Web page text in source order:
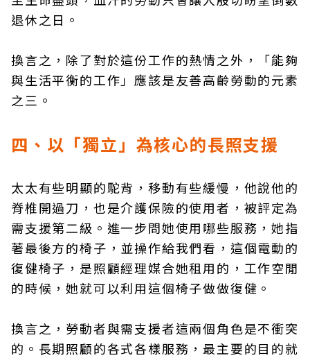
退休之日。
換言之，除了對於這份工作的熱情之外，「能夠
與生活平衡的工作」應該是友善高齡勞動的元素
之三。
四、以「獨立」為核心的長照支援
太太有些明顯的駝背，移動有些緩慢，他說他的
脊椎開過刀，也是介護保險的使用者，被評定為
需支援第二級。進一步問她使用哪些服務，她指
著最後方的椅子，並操作給我們看，這個電動的
復健椅子，是照顧經理媒合她租用的，工作空閒
的時候，她就可以利用這個椅子做做復健。
換言之，勞動者與需支援者這兩個角色是不衝突
的。長期照顧的各式各樣服務，最主要的目的就